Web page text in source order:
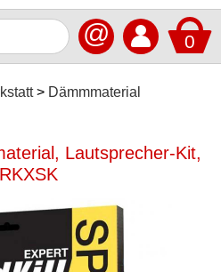
0
@
Dämmmaterial
Lautsprecher-Kit,